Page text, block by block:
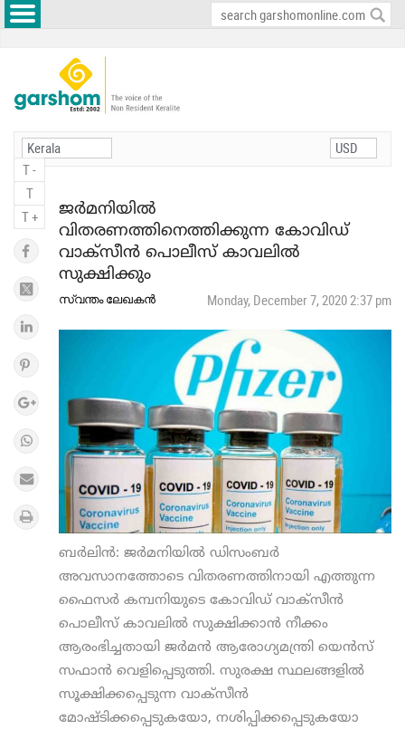
T -
T
T +
ജര്‍മനിയില്‍
വിതരണത്തിനെത്തിക്കുന്ന കോവിഡ്
വാക്‌സീന്‍ പൊലീസ് കാവലില്‍
സുക്ഷിക്കും
സ്വന്തം ലേഖകന്‍ Monday, December 7, 2020 2:37 pm
ബര്‍ലിന്‍: ജര്‍മനിയില്‍ ഡിസംബര്‍
അവസാനത്തോടെ വിതരണത്തിനായി എത്തുന്ന
ഫൈസര്‍ കമ്പനിയുടെ കോവിഡ് വാക്‌സീന്‍
പൊലീസ് കാവലില്‍ സുക്ഷിക്കാന്‍ നീക്കം
ആരംഭിച്ചതായി ജര്‍മന്‍ ആരോഗ്യമന്ത്രി യെന്‍സ്
സഫാന്‍ വെളിപ്പെടുത്തി. സുരക്ഷ സ്ഥലങ്ങളില്‍
സൂക്ഷിക്കപ്പെടുന്ന വാക്‌സീന്‍
മോഷ്ടിക്കപ്പെടുകയോ, നശിപ്പിക്കപ്പെടുകയോ